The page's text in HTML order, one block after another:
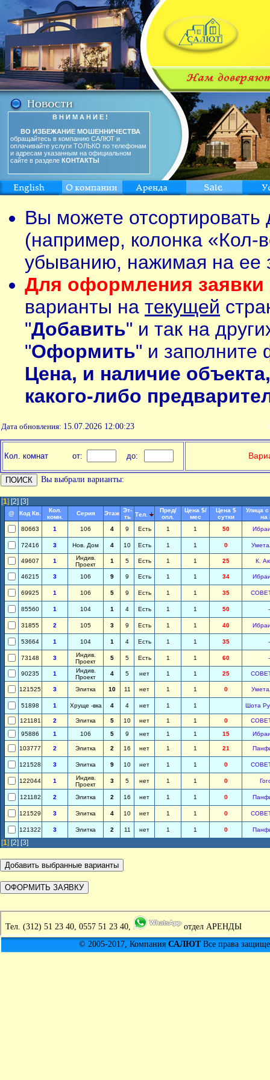
В Н И М А Н И Е !
ВО ИЗБЕЖАНИЕ МОШЕННИЧЕСТВА
обращайтесь в компанию САЛЮТ и
оплачивайте услуги ТОЛЬКО по телефонам
и адресам указанным на официальном
сайте в разделе КОНТАКТЫ
Вы можете
(например, колонка «Кол-
убыванию, нажимая на ее
Для оформления заявки
варианты на текущей
"Добавить" и так на
"Оформить" и заполните
Цена, и наличие
какого-либо
Дата обновления: 15.07.2026 12:00:23
Кол. комнат от: до:
Вы выбрали варианты:
[1] [2] [3]
@ Код Кв.
Кол.
комн.
Серия Этаж Эт-
ть
Тел.
Пред/
опл.
Цена $/
мес
Цена $
сутки
Улица
на
80663
1 106 4 9 Есть 1 1 50
72416 3 Нов. Дом 4 10 Есть 1 1 0
49607 1
Индив.
Проект
1 5 Есть 1 1 25 К.
46215 3 106 9 9 Есть 1 1 34
69925 1 106 5 9 Есть 1 1 35
85560 1 104 1 4 Есть 1 1 50 -
31855 2 105 3 9 Есть 1 1 40
53664 1 104 1 4 Есть 1 1 35 -
73148 3
Индив.
Проект
5 5 Есть 1 1 60 -
90235 1
Индив.
Проект
4 5 нет 1 1 25
121525 3 Элитка 10 11 нет 1 1 0
51898 1 Хруще -вка 4 4 нет 1 1 Шота
121181 2 Элитка 5 10 нет 1 1 0
95886
1 106 5 9 нет 1 1 15
103777 2 Элитка 2 16 нет 1 1 21
121528 3 Элитка 9 10 нет 1 1 0
122044 1
Индив.
Проект
3 5 нет 1 1 0
121182 2 Элитка 2 16 нет 1 1 0
121529 3 Элитка 4 10 нет 1 1 0
121322 3 Элитка 2 11 нет 1 1 0
[1] [2] [3]
Тел. (312) 51 23 40, 0557 51 23 40,
отдел АРЕНДЫ
© 2005-2017, Компания САЛЮТВсе права